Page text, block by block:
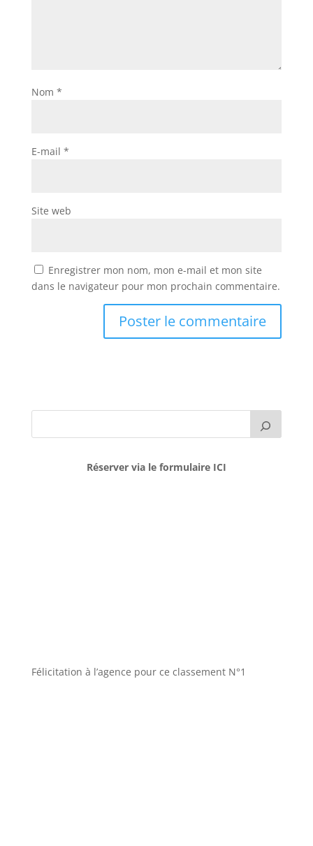
Nom *
E-mail *
Site web
Enregistrer mon nom, mon e-mail et mon site
dans le navigateur pour mon prochain commentaire.
Réserver via le formulaire ICI
Félicitation à l’agence pour ce classement N°1